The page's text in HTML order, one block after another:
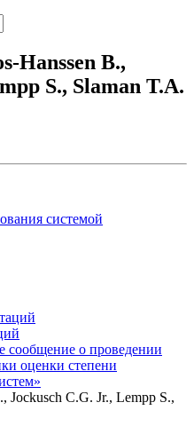
Hanssen B.,
S., Slaman T.A.
системой
о проведении
оценки степени
Jockusch C.G. Jr., Lempp S.,